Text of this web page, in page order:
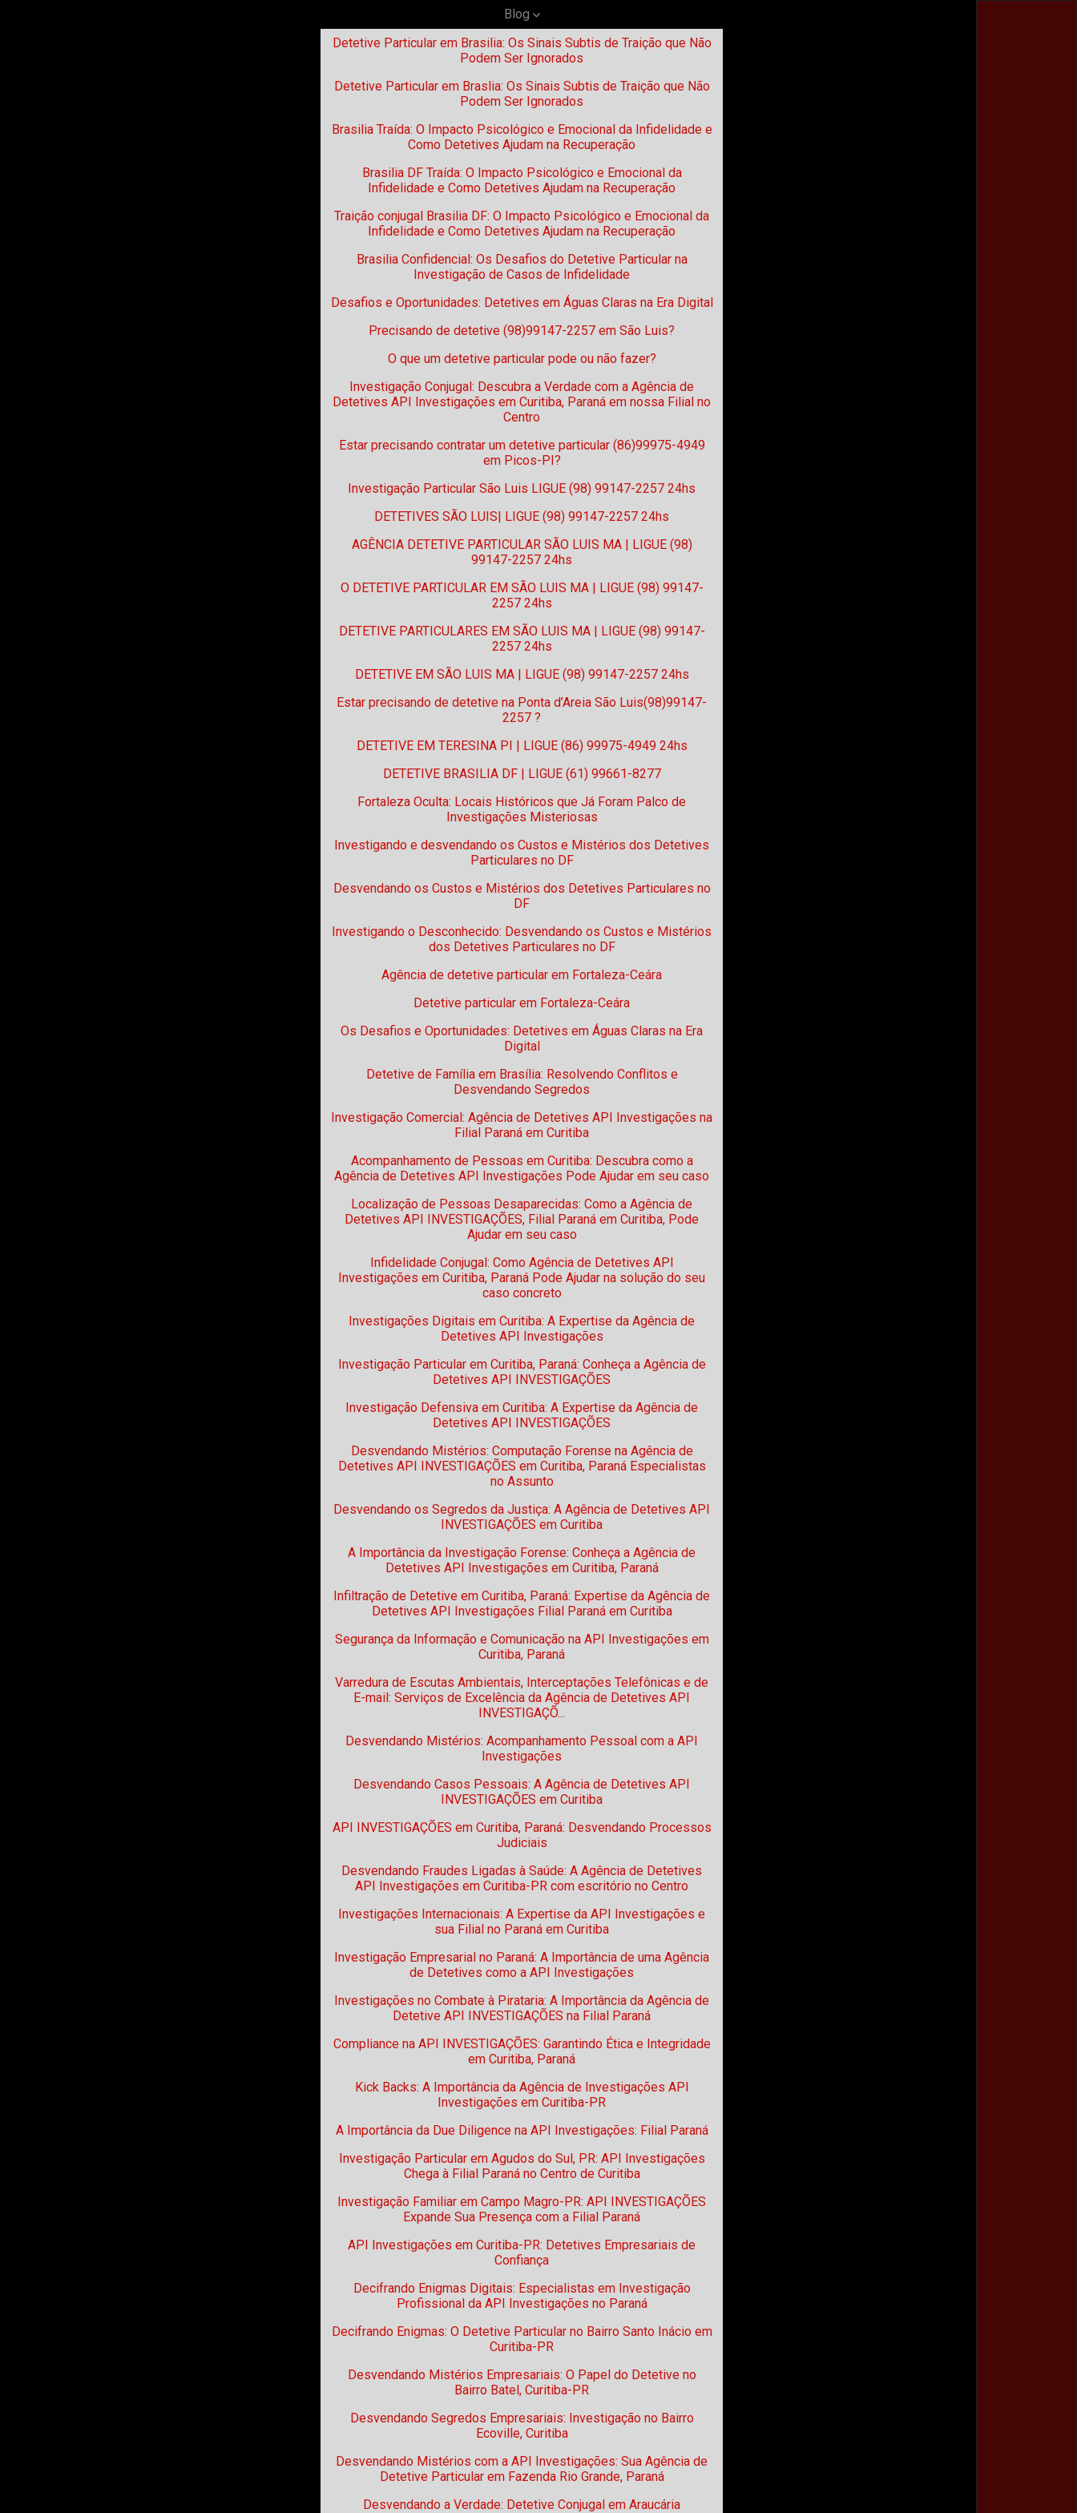
Blog
Detetive Particular em Brasilia: Os Sinais Subtis de Traição que Não
Podem Ser Ignorados
Detetive Particular em Braslia: Os Sinais Subtis de Traição que Não
Podem Ser Ignorados
Brasilia Traída: O Impacto Psicológico e Emocional da Infidelidade e
Como Detetives Ajudam na Recuperação
Brasilia DF Traída: O Impacto Psicológico e Emocional da
Infidelidade e Como Detetives Ajudam na Recuperação
Traição conjugal Brasilia DF: O Impacto Psicológico e Emocional da
Infidelidade e Como Detetives Ajudam na Recuperação
Brasilia Confidencial: Os Desafios do Detetive Particular na
Investigação de Casos de Infidelidade
Desafios e Oportunidades: Detetives em Águas Claras na Era Digital
Precisando de detetive (98)99147-2257 em São Luis?
O que um detetive particular pode ou não fazer?
Investigação Conjugal: Descubra a Verdade com a Agência de
Detetives API Investigações em Curitiba, Paraná em nossa Filial no
Centro
Estar precisando contratar um detetive particular (86)99975-4949
em Picos-PI?
Investigação Particular São Luis LIGUE (98) 99147-2257 24hs
DETETIVES SÃO LUIS| LIGUE (98) 99147-2257 24hs
AGÊNCIA DETETIVE PARTICULAR SÃO LUIS MA | LIGUE (98)
99147-2257 24hs
O DETETIVE PARTICULAR EM SÃO LUIS MA | LIGUE (98) 99147-
2257 24hs
DETETIVE PARTICULARES EM SÃO LUIS MA | LIGUE (98) 99147-
2257 24hs
DETETIVE EM SÃO LUIS MA | LIGUE (98) 99147-2257 24hs
Estar precisando de detetive na Ponta d’Areia São Luis(98)99147-
2257 ?
DETETIVE EM TERESINA PI | LIGUE (86) 99975-4949 24hs
DETETIVE BRASILIA DF | LIGUE (61) 99661-8277
Fortaleza Oculta: Locais Históricos que Já Foram Palco de
Investigações Misteriosas
Investigando e desvendando os Custos e Mistérios dos Detetives
Particulares no DF
Desvendando os Custos e Mistérios dos Detetives Particulares no
DF
Investigando o Desconhecido: Desvendando os Custos e Mistérios
dos Detetives Particulares no DF
Agência de detetive particular em Fortaleza-Ceára
Detetive particular em Fortaleza-Ceára
Os Desafios e Oportunidades: Detetives em Águas Claras na Era
Digital
Detetive de Família em Brasília: Resolvendo Conflitos e
Desvendando Segredos
Investigação Comercial: Agência de Detetives API Investigações na
Filial Paraná em Curitiba
Acompanhamento de Pessoas em Curitiba: Descubra como a
Agência de Detetives API Investigações Pode Ajudar em seu caso
Localização de Pessoas Desaparecidas: Como a Agência de
Detetives API INVESTIGAÇÕES, Filial Paraná em Curitiba, Pode
Ajudar em seu caso
Infidelidade Conjugal: Como Agência de Detetives API
Investigações em Curitiba, Paraná Pode Ajudar na solução do seu
caso concreto
Investigações Digitais em Curitiba: A Expertise da Agência de
Detetives API Investigações
Investigação Particular em Curitiba, Paraná: Conheça a Agência de
Detetives API INVESTIGAÇÕES
Investigação Defensiva em Curitiba: A Expertise da Agência de
Detetives API INVESTIGAÇÕES
Desvendando Mistérios: Computação Forense na Agência de
Detetives API INVESTIGAÇÕES em Curitiba, Paraná Especialistas
no Assunto
Desvendando os Segredos da Justiça: A Agência de Detetives API
INVESTIGAÇÕES em Curitiba
A Importância da Investigação Forense: Conheça a Agência de
Detetives API Investigações em Curitiba, Paraná
Infiltração de Detetive em Curitiba, Paraná: Expertise da Agência de
Detetives API Investigações Filial Paraná em Curitiba
Segurança da Informação e Comunicação na API Investigações em
Curitiba, Paraná
Varredura de Escutas Ambientais, Interceptações Telefônicas e de
E-mail: Serviços de Excelência da Agência de Detetives API
INVESTIGAÇÕ...
Desvendando Mistérios: Acompanhamento Pessoal com a API
Investigações
Desvendando Casos Pessoais: A Agência de Detetives API
INVESTIGAÇÕES em Curitiba
API INVESTIGAÇÕES em Curitiba, Paraná: Desvendando Processos
Judiciais
Desvendando Fraudes Ligadas à Saúde: A Agência de Detetives
API Investigações em Curitiba-PR com escritório no Centro
Investigações Internacionais: A Expertise da API Investigações e
sua Filial no Paraná em Curitiba
Investigação Empresarial no Paraná: A Importância de uma Agência
de Detetives como a API Investigações
Investigações no Combate à Pirataria: A Importância da Agência de
Detetive API INVESTIGAÇÕES na Filial Paraná
Compliance na API INVESTIGAÇÕES: Garantindo Ética e Integridade
em Curitiba, Paraná
Kick Backs: A Importância da Agência de Investigações API
Investigações em Curitiba-PR
A Importância da Due Diligence na API Investigações: Filial Paraná
Investigação Particular em Agudos do Sul, PR: API Investigações
Chega à Filial Paraná no Centro de Curitiba
Investigação Familiar em Campo Magro-PR: API INVESTIGAÇÕES
Expande Sua Presença com a Filial Paraná
API Investigações em Curitiba-PR: Detetives Empresariais de
Confiança
Decifrando Enigmas Digitais: Especialistas em Investigação
Profissional da API Investigações no Paraná
Decifrando Enigmas: O Detetive Particular no Bairro Santo Inácio em
Curitiba-PR
Desvendando Mistérios Empresariais: O Papel do Detetive no
Bairro Batel, Curitiba-PR
Desvendando Segredos Empresariais: Investigação no Bairro
Ecoville, Curitiba
Desvendando Mistérios com a API Investigações: Sua Agência de
Detetive Particular em Fazenda Rio Grande, Paraná
Desvendando a Verdade: Detetive Conjugal em Araucária